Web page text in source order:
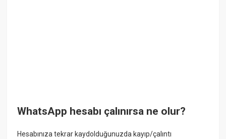
WhatsApp hesabı çalınırsa ne olur?
Hesabınıza tekrar kaydolduğunuzda kayıp/çalıntı